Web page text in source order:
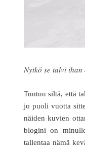
Nytkö se talvi
Tuntuu siltä, että
jo puoli vuotta
näiden kuvien
blogini on
tallentaa nämä